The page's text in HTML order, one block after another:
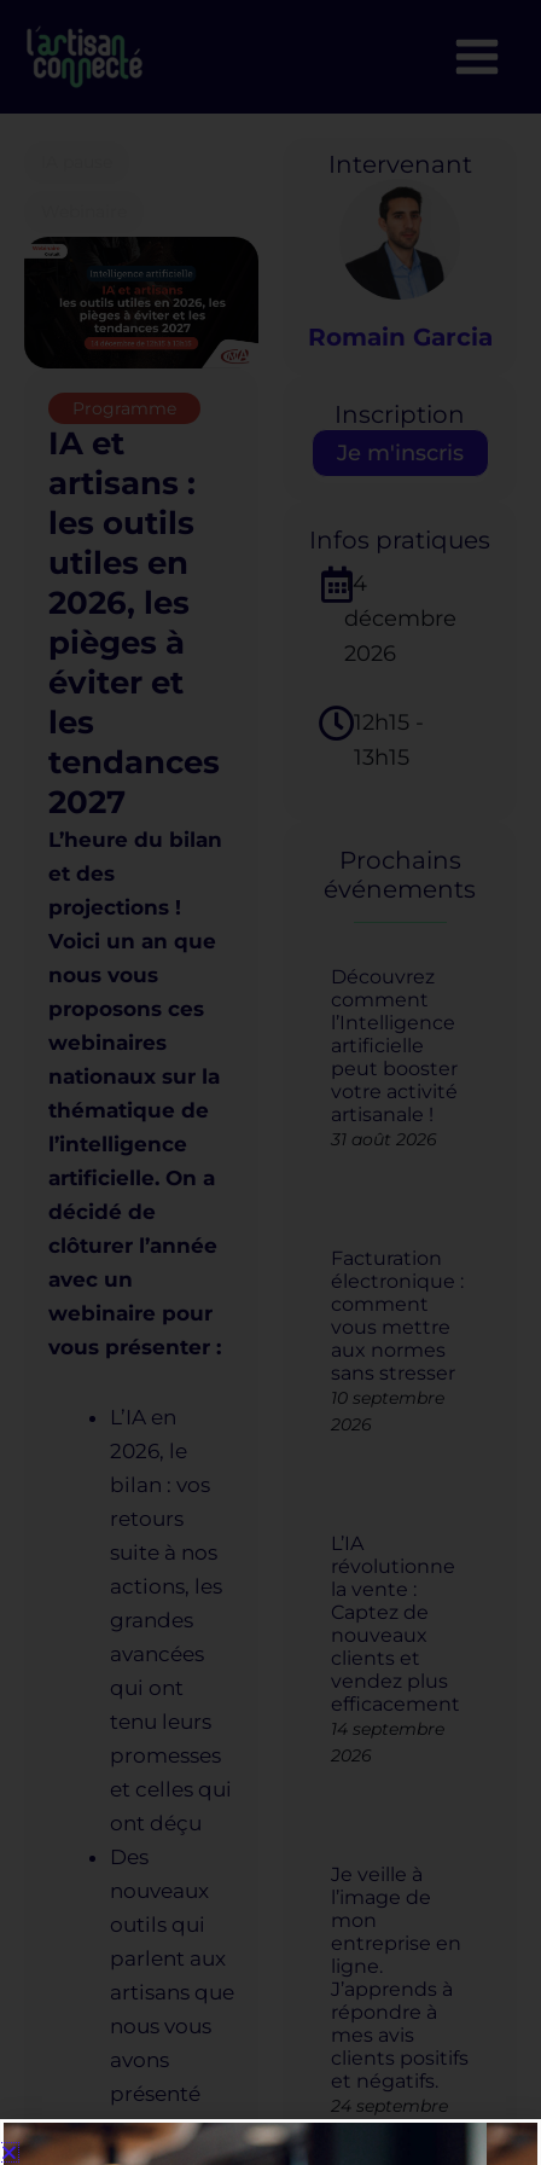
contenu
Programme
IA et
artisans :
les outils
utiles en
2026, les
pièges à
éviter et
les
tendances
2027
L’heure du bilan
et des
projections !
Voici un an que
nous vous
proposons ces
webinaires
nationaux sur la
thématique de
l’intelligence
artificielle. On a
décidé de
clôturer l’année
avec un
webinaire pour
vous présenter :
L’IA en
2026, le
bilan : vos
retours
suite à nos
actions, les
grandes
avancées
qui ont
tenu leurs
promesses
et celles qui
ont déçu
Des
nouveaux
outils qui
parlent aux
artisans que
nous vous
avons
présenté
cette année
Intervenant
Romain Garcia
Inscription
Je m'inscris
Infos pratiques
14
décembre
2026
12h15 -
13h15
Prochains
événements
Découvrez
comment
l’Intelligence
artificielle
peut booster
votre activité
artisanale !
31 août 2026
Facturation
électronique :
comment
vous mettre
aux normes
sans stresser
10 septembre
2026
L’IA
révolutionne
la vente :
Captez de
nouveaux
clients et
vendez plus
efficacement
14 septembre
2026
Je veille à
l’image de
mon
entreprise en
ligne.
J’apprends à
répondre à
mes avis
clients positifs
et négatifs.
24 septembre